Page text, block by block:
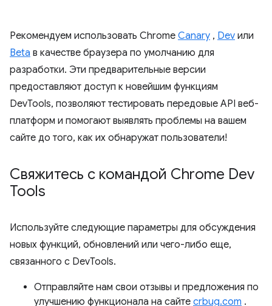
Рекомендуем использовать Chrome Canary , Dev или
Beta в качестве браузера по умолчанию для
разработки. Эти предварительные версии
предоставляют доступ к новейшим функциям
DevTools, позволяют тестировать передовые API веб-
платформ и помогают выявлять проблемы на вашем
сайте до того, как их обнаружат пользователи!
Свяжитесь с командой Chrome Dev
Tools
Используйте следующие параметры для обсуждения
новых функций, обновлений или чего-либо еще,
связанного с DevTools.
Отправляйте нам свои отзывы и предложения по
улучшению функционала на сайте crbug.com .